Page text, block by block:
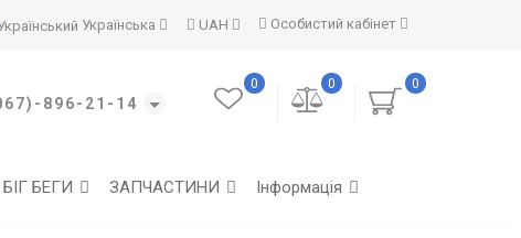
Особистий кабінет
UAH
Українська
896-21-14
0
0
0
БІГ БЕГИ ЗАПЧАСТИНИ Інформація